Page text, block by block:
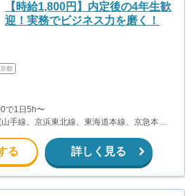
【時給1,800円】内定後の4年生歓
迎！実務でビジネス力を磨く！
都
で1日5h〜
手線、京浜東北線、東海道本線、京急本線
る 詳しく見る